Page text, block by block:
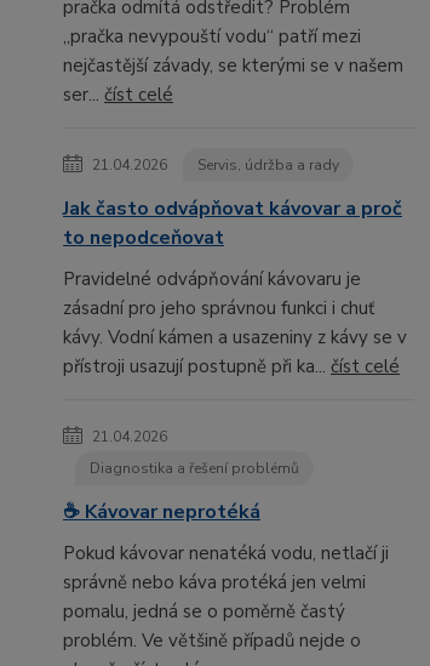
pračka odmítá odstředit? Problém
„pračka nevypouští vodu“ patří mezi
nejčastější závady, se kterými se v našem
ser... číst celé
21.04.2026 Servis, údržba a rady
Jak často odvápňovat kávovar a proč
to nepodceňovat
Pravidelné odvápňování kávovaru je
zásadní pro jeho správnou funkci i chuť
kávy. Vodní kámen a usazeniny z kávy se v
přístroji usazují postupně při ka... číst celé
21.04.2026
Diagnostika a řešení problémů
☕ Kávovar neprotéká
Pokud kávovar nenatéká vodu, netlačí ji
správně nebo káva protéká jen velmi
pomalu, jedná se o poměrně častý
problém. Ve většině případů nejde o